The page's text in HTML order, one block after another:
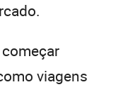
viagens